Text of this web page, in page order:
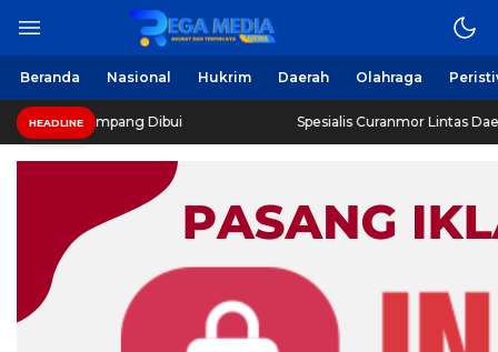
Beranda Nasional Hukrim Daerah Olahraga
HEADLINE
Dibui Spesialis Curanmor Lintas Daerah